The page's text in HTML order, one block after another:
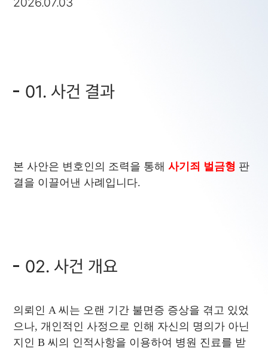
01. 사건 결과
본 사안은 변호인의 조력을 통해사기죄 벌금형 판
결을 이끌어낸 사례입니다.
02. 사건 개요
의뢰인 A 씨는 오랜 기간 불면증 증상을 겪고 있었
으나, 개인적인 사정으로 인해 자신의 명의가 아닌
지인 B 씨의 인적사항을 이용하여 병원 진료를 받